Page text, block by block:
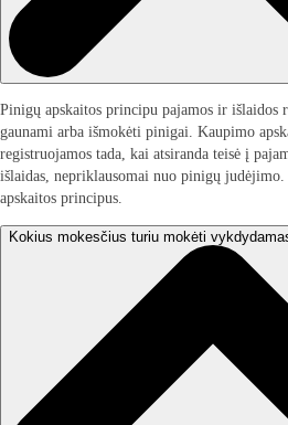
Pinigų apskaitos principu pajamos ir išlaidos
gaunami arba išmokėti pinigai. Kaupimo
registruojamos tada, kai atsiranda teisė į
išlaidas, nepriklausomai nuo pinigų
apskaitos principus.
Kokius mokesčius turiu mokėti